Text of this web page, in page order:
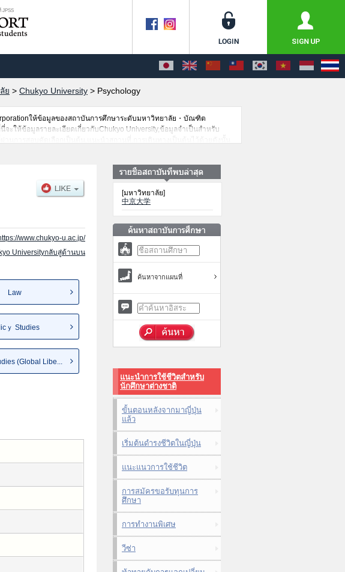
JPSS
ย > Chukyo University > Psychology
ให้ข้อมูลของสถาบันการศึกษาระดับมหาวิทยาลัย・บัณฑิต
ให้ข้อมูลรายละเอียดเกี่ยวกับChukyo University,ข้อมูลจำเป็นสำหรับ
การสอบคัดเลือกเป็นต้น,แนะนำสถานที่,การเดินทางเป็นต้นไว้ด้วยดังนั้น
www.chukyo-u.ac.jp/
Universityกลับสู่ด้านบน
Law
ｙ Studies
(Global Libe...
[มหาวิทยาลัย]
中京大学
ค้นหาจากแผนที่
แนะนำการใช้ชีวิตสำหรับ
นักศึกษาต่างชาติ
ขั้นตอนหลังจากมาญี่ปุ่น
แล้ว
เริ่มต้นดำรงชีวิตในญี่ปุ่น
แนะแนวการใช้ชีวิต
การสมัครขอรับทุนการ
ศึกษา
การทำงานพิเศษ
วีซ่า